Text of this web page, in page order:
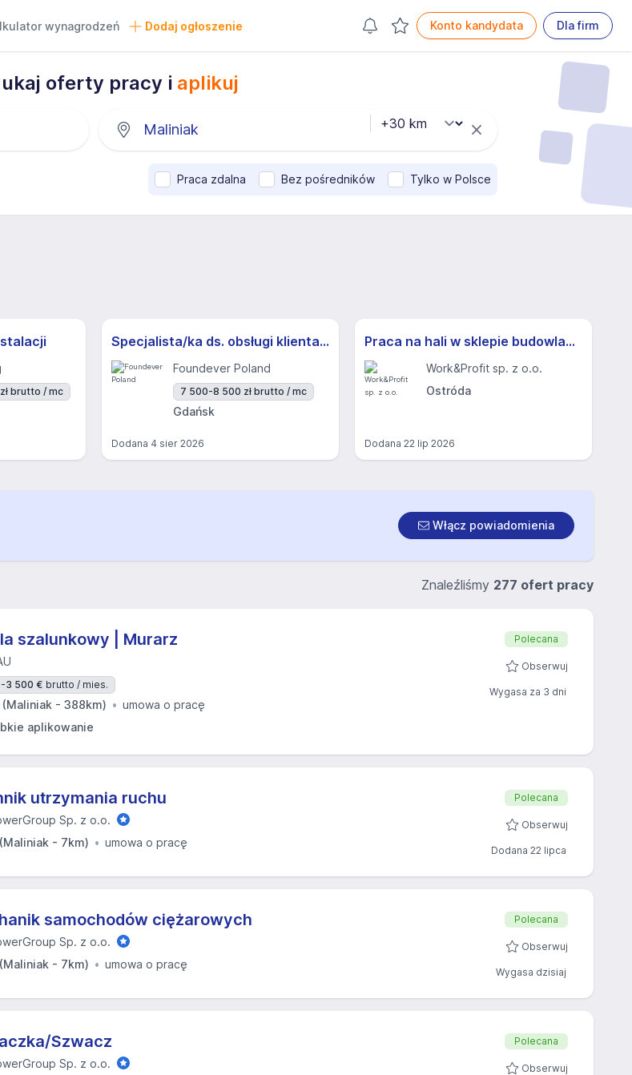
wynagrodzeń Dodaj ogłoszenie Konto kandydata Dla firm
oferty pracy i aplikuj
Praca zdalna Bez pośredników Tylko w Polsce
brutto / mc
Specjalista/ka ds. obsługi klienta z j.niemieckim
Foundever Poland
7 500-8 500 zł brutto / mc
Gdańsk
Dodana 4 sier 2026
Praca na hali w sklepie budowlanym Ostróda
Work&Profit sp. z o.o.
Ostróda
Dodana 22 lip 2026
Włącz powiadomienia
Znaleźliśmy 277 ofert pracy
szalunkowy | Murarz
3 500 € brutto / mies.
(Maliniak - 388km)
umowa o pracę
aplikowanie
Polecana
Obserwuj
Wygasa za 3 dni
utrzymania ruchu
Sp. z o.o.
- 7km)
umowa o pracę
Polecana
Obserwuj
Dodana 22 lipca
samochodów ciężarowych
Sp. z o.o.
- 7km)
umowa o pracę
Polecana
Obserwuj
Wygasa dzisiaj
Szwacz
Sp. z o.o.
Polecana
Obserwuj